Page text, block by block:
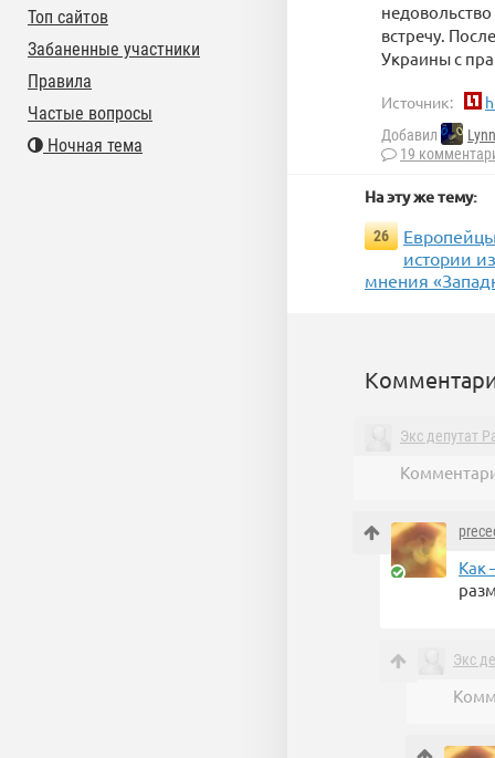
встречу.
Украины с
Источник:
Добавил
19
На эту же тему:
26
истории
мнения
Экс депутат
Как
Экс
Топ сайтов
Забаненные участники
Правила
Частые вопросы
Ночная тема